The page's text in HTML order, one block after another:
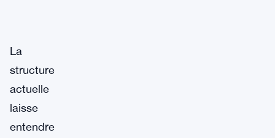
La
structure
actuelle
laisse
entendre